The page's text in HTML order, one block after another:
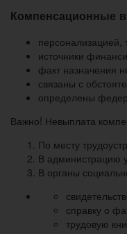
Компенсационные
персонализацией,
источники
факт назначения
связаны с
определены
Важно! Невыплата
По месту
В администрацию
В органы
справку о
трудовую